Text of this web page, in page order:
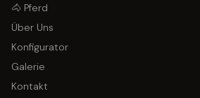
🐴 Pferd
Über Uns
Konfigurator
Galerie
Kontakt